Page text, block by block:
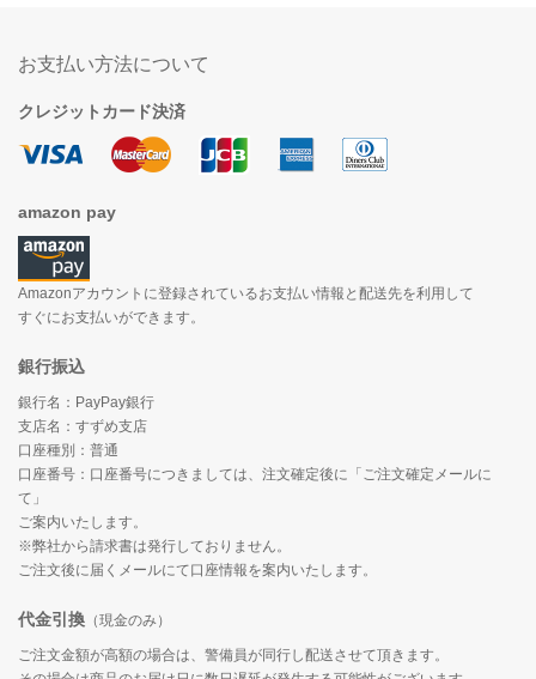
お支払い方法について
クレジットカード決済
amazon pay
Amazonアカウントに登録されているお支払い情報と配送先を利用して
すぐにお支払いができます。
銀行振込
銀行名：PayPay銀行
支店名：すずめ支店
口座種別：普通
口座番号：口座番号につきましては、注文確定後に「ご注文確定メールに
て」
ご案内いたします。
※弊社から請求書は発行しておりません。
ご注文後に届くメールにて口座情報を案内いたします。
代金引換 （現金のみ）
ご注文金額が高額の場合は、警備員が同行し配送させて頂きます。